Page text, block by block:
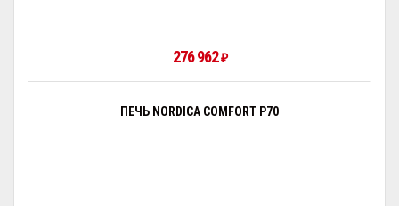
276 962 ₽
ПЕЧЬ NORDICA COMFORT P70